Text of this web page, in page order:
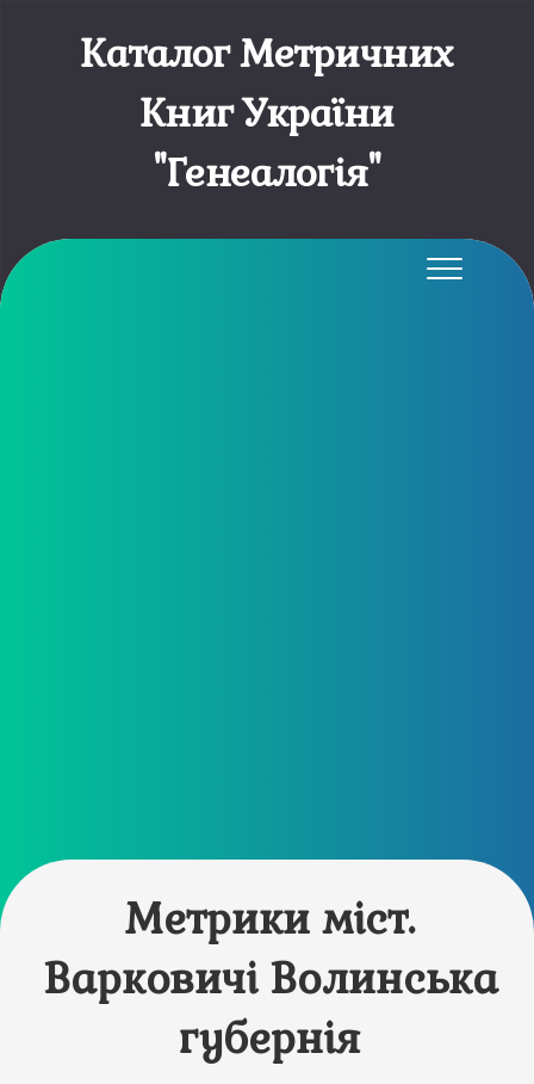
Каталог Метричних
Книг України
"Генеалогія"
Метрики міст.
Варковичі Волинська
губернія